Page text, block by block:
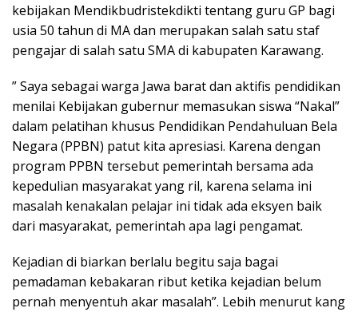
kebijakan Mendikbudristekdikti tentang guru GP bagi
usia 50 tahun di MA dan merupakan salah satu staf
pengajar di salah satu SMA di kabupaten Karawang.
” Saya sebagai warga Jawa barat dan aktifis pendidikan
menilai Kebijakan gubernur memasukan siswa “Nakal”
dalam pelatihan khusus Pendidikan Pendahuluan Bela
Negara (PPBN) patut kita apresiasi. Karena dengan
program PPBN tersebut pemerintah bersama ada
kepedulian masyarakat yang ril, karena selama ini
masalah kenakalan pelajar ini tidak ada eksyen baik
dari masyarakat, pemerintah apa lagi pengamat.
Kejadian di biarkan berlalu begitu saja bagai
pemadaman kebakaran ribut ketika kejadian belum
pernah menyentuh akar masalah”. Lebih menurut kang